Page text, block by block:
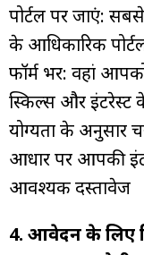
पोर्टल पर जाएं:
के आधिकारिक
फॉर्म भरें: वहां
स्किल्स और इंटरेस्ट के
योग्यता के अनुसार
आधार पर आपकी
आवश्यक दस्तावेज
4. आवेदन के लिए